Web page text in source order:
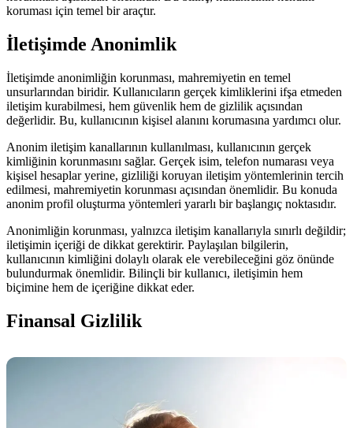
koruması için temel bir araçtır.
İletişimde Anonimlik
İletişimde anonimliğin korunması, mahremiyetin en temel
unsurlarından biridir. Kullanıcıların gerçek kimliklerini ifşa etmeden
iletişim kurabilmesi, hem güvenlik hem de gizlilik açısından
değerlidir. Bu, kullanıcının kişisel alanını korumasına yardımcı olur.
Anonim iletişim kanallarının kullanılması, kullanıcının gerçek
kimliğinin korunmasını sağlar. Gerçek isim, telefon numarası veya
kişisel hesaplar yerine, gizliliği koruyan iletişim yöntemlerinin tercih
edilmesi, mahremiyetin korunması açısından önemlidir. Bu konuda
anonim profil oluşturma yöntemleri yararlı bir başlangıç noktasıdır.
Anonimliğin korunması, yalnızca iletişim kanallarıyla sınırlı değildir;
iletişimin içeriği de dikkat gerektirir. Paylaşılan bilgilerin,
kullanıcının kimliğini dolaylı olarak ele verebileceğini göz önünde
bulundurmak önemlidir. Bilinçli bir kullanıcı, iletişimin hem
biçimine hem de içeriğine dikkat eder.
Finansal Gizlilik